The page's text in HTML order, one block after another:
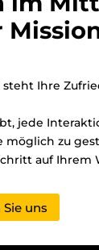
steht Ihre
jede
möglich zu
auf Ihrem
uns